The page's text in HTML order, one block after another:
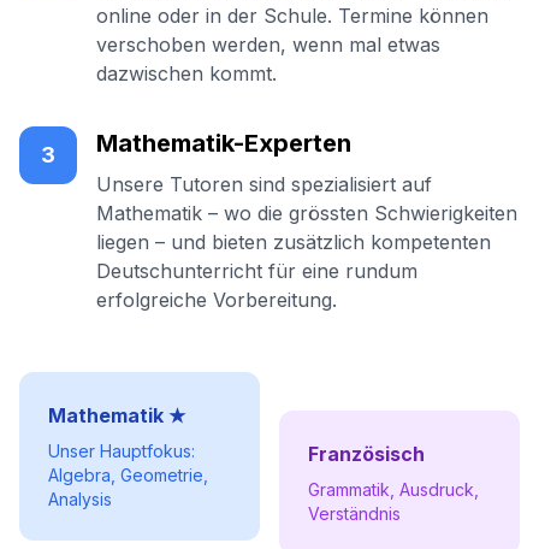
online oder in der Schule. Termine können
verschoben werden, wenn mal etwas
dazwischen kommt.
3 Mathematik-Experten
Unsere Tutoren sind spezialisiert auf
Mathematik – wo die grössten Schwierigkeiten
liegen – und bieten zusätzlich kompetenten
Deutschunterricht für eine rundum
erfolgreiche Vorbereitung.
Mathematik ★
Unser Hauptfokus:
Algebra, Geometrie,
Analysis
Französisch
Grammatik, Ausdruck,
Verständnis